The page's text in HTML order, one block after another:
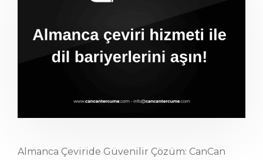
Almanca Çeviride Güvenilir Çözüm: CanCan